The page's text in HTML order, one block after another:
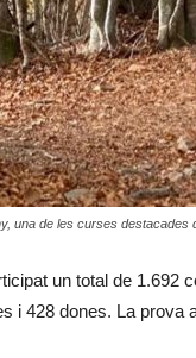
una de les curses destacades
un total de 1.692
i 428 dones. La